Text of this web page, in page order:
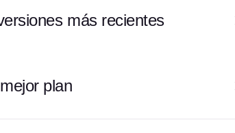
más recientes
plan